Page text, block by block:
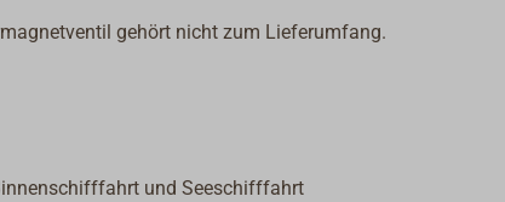
gehört nicht zum Lieferumfang.
und Seeschifffahrt